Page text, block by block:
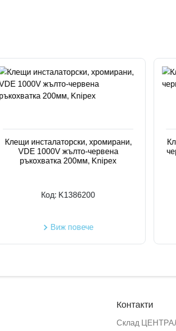
инсталаторски, хромирани,
1000V жълто-червена
200мм, Knipex
K1386200
Виж повече
Клещи
червена
Контакти
Склад